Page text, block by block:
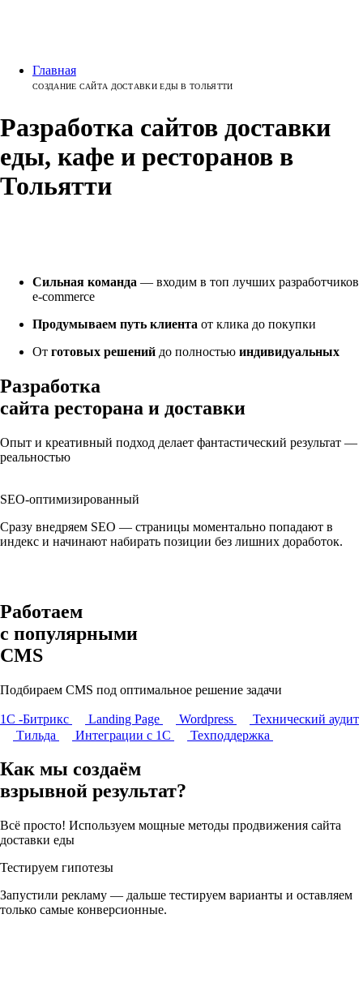
Главная
СОЗДАНИЕ САЙТА ДОСТАВКИ ЕДЫ В ТОЛЬЯТТИ
Разработка сайтов доставки
еды, кафе и ресторанов в
Тольятти
Сильная команда — входим в топ лучших разработчиков
e-commerce
Продумываем путь клиента от клика до покупки
От готовых решений до полностью индивидуальных
Разработка
сайта ресторана и доставки
Опыт и креативный подход делает фантастический результат —
реальностью
SEO-оптимизированный
Сразу внедряем SEO — страницы моментально попадают в
индекс и начинают набирать позиции без лишних доработок.
Работаем
с популярными
CMS
Подбираем CMS под оптимальное решение задачи
1С -Битрикс Landing Page Wordpress
Технический аудит
Тильда
Интеграции с 1С Техподдержка
Как мы создаём
взрывной результат?
Всё просто! Используем мощные методы продвижения сайта
доставки еды
Тестируем гипотезы
Запустили рекламу — дальше тестируем варианты и оставляем
только самые конверсионные.